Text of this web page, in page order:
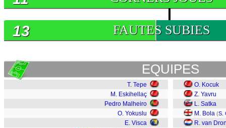
FAUTES SUBIES
13
EQUIPES
T. Tepe
M. Eskihellaç
Pedro Malheiro
O. Yokuslu
E. Visca
O. Kocuk
Z. Yavru
L. Satka
M. Bola (S.
R. van